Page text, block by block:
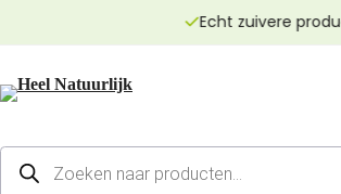
inhoud
Echt zuivere producten
Producten
zoeken